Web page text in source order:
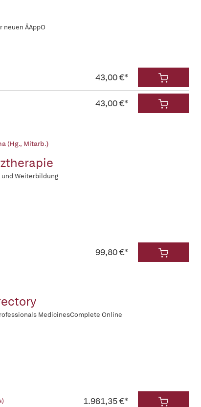
neuen ÄAppO
43,00 €*
43,00 €*
(Hg., Mitarb.)
und Weiterbildung
99,80 €*
MedicinesComplete Online
1.981,35 €*